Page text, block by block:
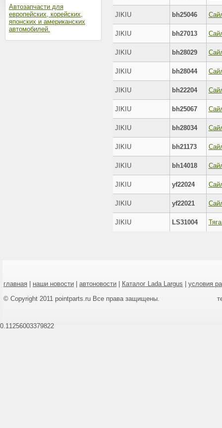
Автозапчасти для
европейских, корейских,
японских и американских
автомобилей.
JIKIU bh25046
JIKIU bh27013
JIKIU bh28029
JIKIU bh28044
JIKIU bh22204
JIKIU bh25067
JIKIU bh28034
JIKIU bh21173
JIKIU bh14018
JIKIU yf22024
JIKIU yf22021
JIKIU LS31004
главная наши новости автоновости Каталог Lada Largus
условия
© Copyright 2011 pointparts.ru Все права защищены.
0.11256003379822